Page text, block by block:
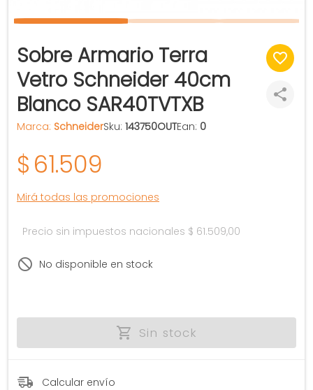
Sobre Armario Terra
Vetro Schneider 40cm
Blanco SAR40TVTXB
Marca: SchneiderSku: 143750OUTEan: 0
$61.509
Mirá todas las promociones
Precio sin impuestos nacionales $ 61.509,00
No disponible en stock
Sin stock
Calcular envío